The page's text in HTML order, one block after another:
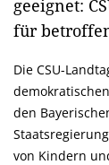
geeignet:
für
Die CSU-
den
von Kindern